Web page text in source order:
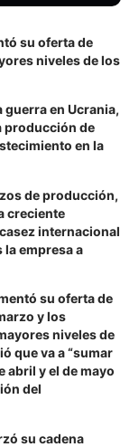
su oferta de
niveles de los
guerra en Ucrania,
producción de
en la
de producción,
creciente
internacional
empresa a
su oferta de
y los
niveles de
que va a “sumar
abril y el de mayo
del
su cadena